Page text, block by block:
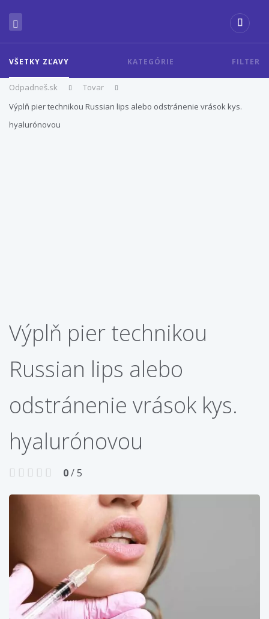
VŠETKY ZĽAVY KATEGÓRIE FILTER
Odpadneš.sk
Tovar
Výplň pier technikou Russian lips alebo odstránenie vrások kys.
hyalurónovou
Výplň pier technikou
Russian lips alebo
odstránenie vrások kys.
hyalurónovou
0/ 5